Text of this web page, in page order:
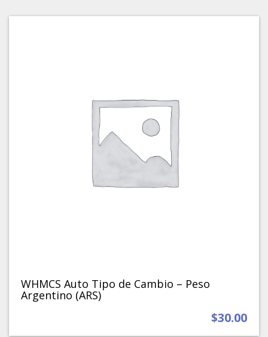
WHMCS Auto Tipo de Cambio – Peso
Argentino (ARS)
$30.00